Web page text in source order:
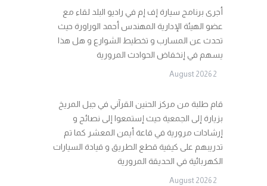
أجرى برنامج سيارة إف إم في راديو البلد لقاء مع
عضو الهيئة الإدارية المهندس أحمد الوراورة حيث
تحدث عن المسارب و تخطيط الشوارع و هل هذا
يسهم في إنخفاض الحوادث المرورية
2 August 2026
قام طلبة من مركز الحنين القرآني في جبل المريخ
بزيارة إلى الجمعية حيث إستمعوا إلى نصائح و
إرشادات مرورية في قاعة أيمن المعشر كما تم
تدريبهم على كيفية قطع الطريق و قيادة السيارات
الكهربائية في الحديقة المرورية
2 August 2026